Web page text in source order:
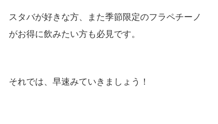
スタバが好きな方、また季節限定のフラペチーノ
がお得に飲みたい方も必見です。
それでは、早速みていきましょう！